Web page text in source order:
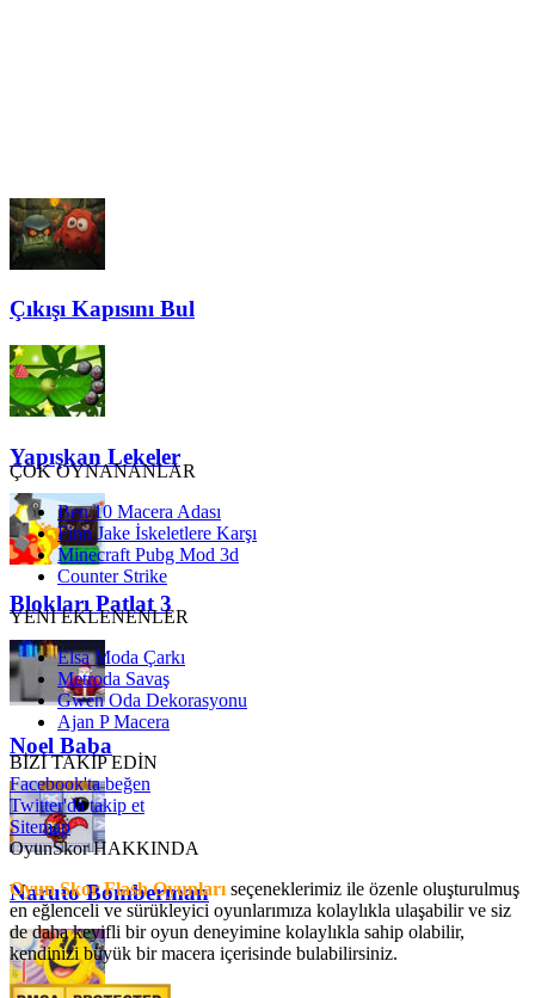
Çıkışı Kapısını Bul
Yapışkan Lekeler
Blokları Patlat 3
Noel Baba
Naruto Bomberman
ÇOK OYNANANLAR
Ben 10 Macera Adası
Finn Jake İskeletlere Karşı
Minecraft Pubg Mod 3d
Counter Strike
YENİ EKLENENLER
Elsa Moda Çarkı
Metroda Savaş
Gwen Oda Dekorasyonu
Ajan P Macera
BİZİ TAKİP EDİN
Facebook'ta beğen
Twitter'da takip et
Sitemap
OyunSkor HAKKINDA
Oyun Skor Flash Oyunları seçeneklerimiz ile özenle oluşturulmuş
en eğlenceli ve sürükleyici oyunlarımıza kolaylıkla ulaşabilir ve siz
de daha keyifli bir oyun deneyimine kolaylıkla sahip olabilir,
kendinizi büyük bir macera içerisinde bulabilirsiniz.